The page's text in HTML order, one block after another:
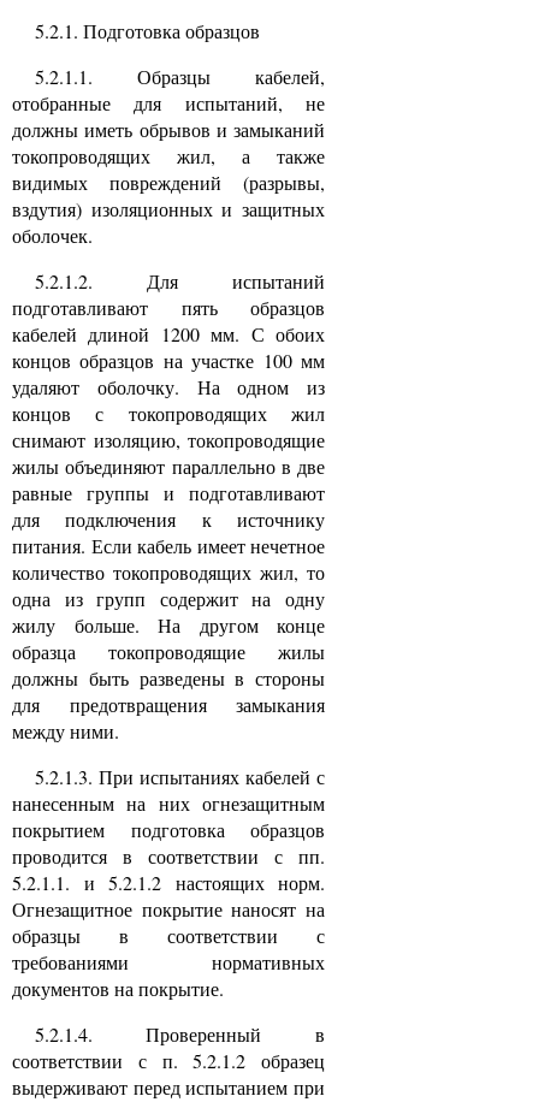
5.2.1. Подготовка образцов
5.2.1.1. Образцы кабелей,
отобранные для испытаний, не
должны иметь обрывов и замыканий
токопроводящих жил, а также
видимых повреждений (разрывы,
вздутия) изоляционных и защитных
оболочек.
5.2.1.2. Для испытаний
подготавливают пять образцов
кабелей длиной 1200 мм. С обоих
концов образцов на участке 100 мм
удаляют оболочку. На одном из
концов с токопроводящих жил
снимают изоляцию, токопроводящие
жилы объединяют параллельно в две
равные группы и подготавливают
для подключения к источнику
питания. Если кабель имеет нечетное
количество токопроводящих жил, то
одна из групп содержит на одну
жилу больше. На другом конце
образца токопроводящие жилы
должны быть разведены в стороны
для предотвращения замыкания
между ними.
5.2.1.3. При испытаниях кабелей с
нанесенным на них огнезащитным
покрытием подготовка образцов
проводится в соответствии с пп.
5.2.1.1. и 5.2.1.2 настоящих норм.
Огнезащитное покрытие наносят на
образцы в соответствии с
требованиями нормативных
документов на покрытие.
5.2.1.4. Проверенный в
соответствии с п. 5.2.1.2 образец
выдерживают перед испытанием при